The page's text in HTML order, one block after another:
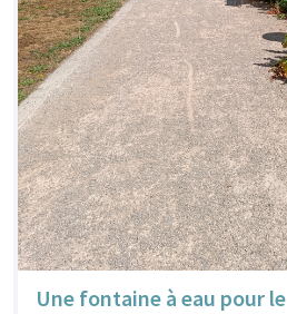
Une fontaine à eau pour le